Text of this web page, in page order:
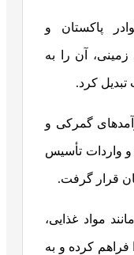
پاکستان و
آن را به
تبدیل کرد.
گمرکی و
و واردات تأسیس
قرار گرفت.
مواد غذایی،
کرده و به